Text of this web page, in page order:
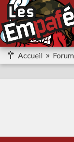
Accueil Forum